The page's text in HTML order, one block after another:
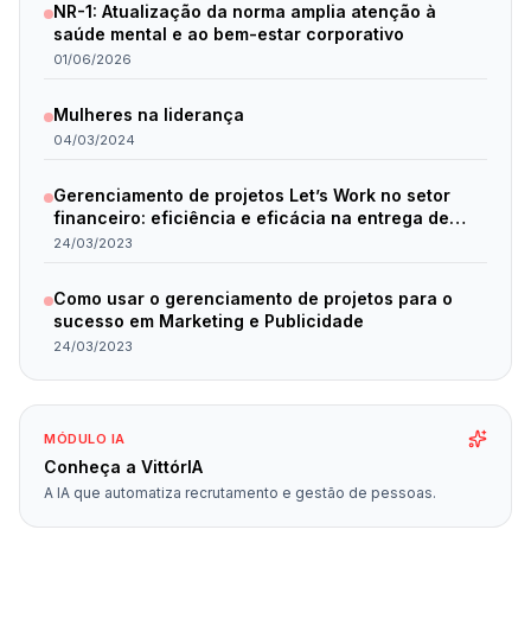
NR-1: Atualização da norma amplia atenção à
saúde mental e ao bem-estar corporativo
01/06/2026
Mulheres na liderança
04/03/2024
Gerenciamento de projetos Let’s Work no setor
financeiro: eficiência e eficácia na entrega de
resultados.
24/03/2023
Como usar o gerenciamento de projetos para o
sucesso em Marketing e Publicidade
24/03/2023
MÓDULO IA
Conheça a VittórIA
A IA que automatiza recrutamento e gestão de pessoas.